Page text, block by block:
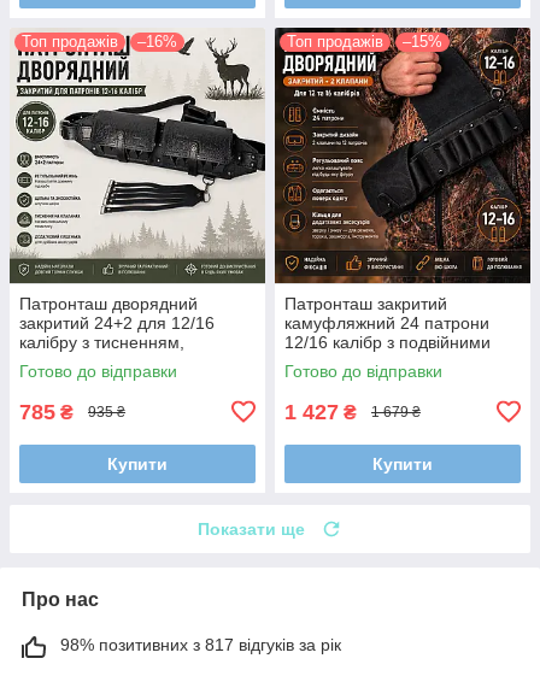
Топ продажів –16%
Патронташ дворядний
закритий 24+2 для 12/16
калібру з тисненням,
регульований ремінь
Готово до відправки
785 ₴ 935 ₴
Купити
Топ продажів –15%
Патронташ закритий
камуфляжний 24 патрони
12/16 калібр з подвійними
клапанами та кільцями
Готово до відправки
1 427 ₴ 1 679 ₴
Купити
Показати ще
Про нас
98% позитивних з 817 відгуків за рік